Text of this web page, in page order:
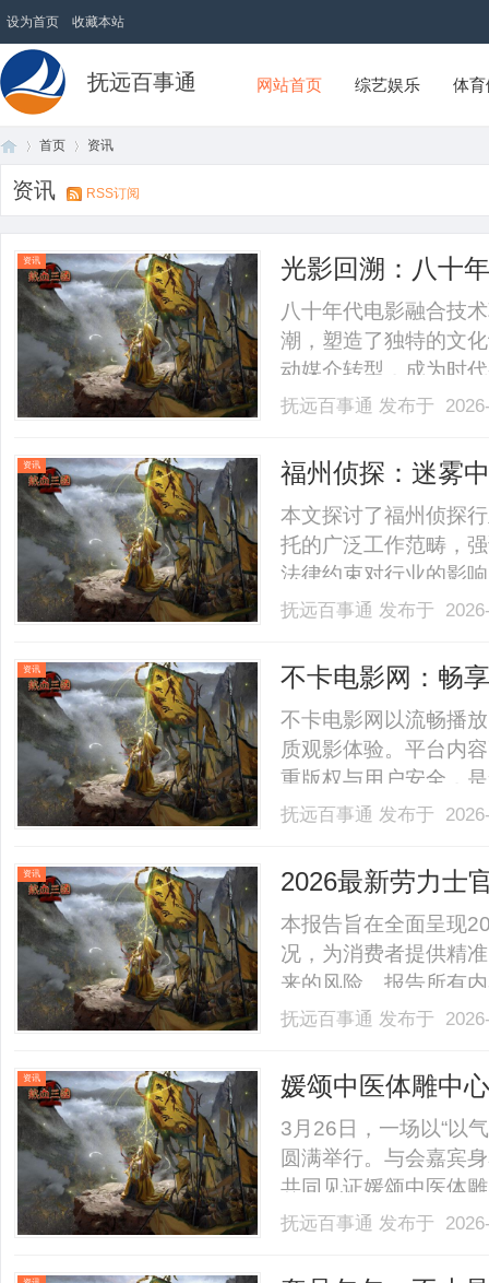
设为首页 收藏本站
抚远百事通 网站首页 综艺娱乐 体
首页 资讯
资讯 RSS订阅
资讯 光影回溯：八十
八十年代电影融合技
潮，塑造了独特的文
动媒介转型，成为时
抚远百事通 发布于
资讯 福州侦探：迷雾
本文探讨了福州侦探
托的广泛工作范畴，
法律约束对行业的影
位与价值。......
抚远百事通 发布于
资讯 不卡电影网：畅
不卡电影网以流畅播
质观影体验。平台内
重版权与用户安全，
抚远百事通 发布于
资讯 2026最新劳力士
本报告旨在全面呈现
况，为消费者提供精
来的风险。报告所有
佐证、实地探访核验
务等核心维度展开。
抚远百事通 发布于
资讯 媛颂中医体雕中
3月26日，一场以“以
圆满举行。与会嘉宾
共同见证媛颂中医体
中表示，健康中国战
媛颂从面部美学向形
抚远百事通 发布于